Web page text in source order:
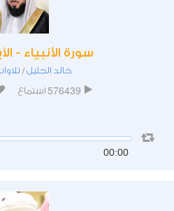
سورة الأنبياء - الآية [83
خالد الجليل/
576439 استماع
00:00